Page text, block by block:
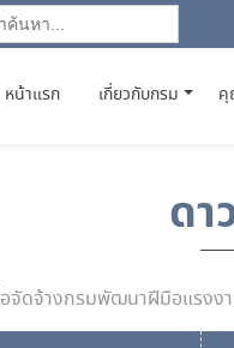
หน้าแรก(CURRENT)
เกี่ยวกับกรม คุ
ดา
อจัดจ้างกรมพัฒนาฝีมือแรงง